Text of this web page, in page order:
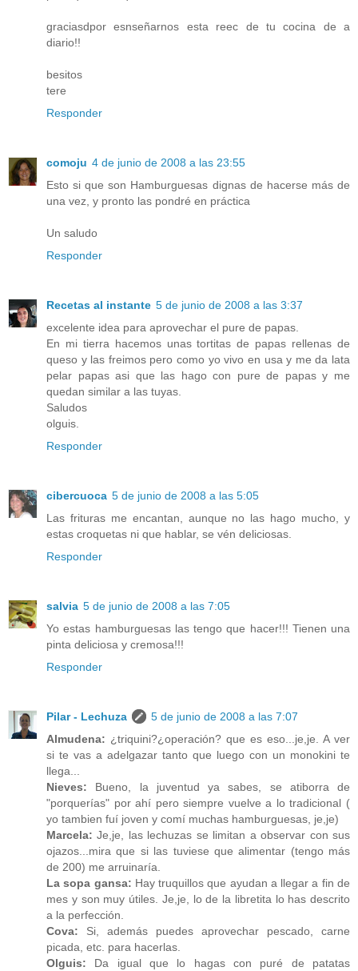
graciasdpor esnseñarnos esta reec de tu cocina de a
diario!!
besitos
tere
Responder
comoju 4 de junio de 2008 a las 23:55
Esto si que son Hamburguesas dignas de hacerse más de
una vez, y pronto las pondré en práctica
Un saludo
Responder
Recetas al instante 5 de junio de 2008 a las 3:37
excelente idea para aprovechar el pure de papas.
En mi tierra hacemos unas tortitas de papas rellenas de
queso y las freimos pero como yo vivo en usa y me da lata
pelar papas asi que las hago con pure de papas y me
quedan similar a las tuyas.
Saludos
olguis.
Responder
cibercuoca 5 de junio de 2008 a las 5:05
Las frituras me encantan, aunque no las hago mucho, y
estas croquetas ni que hablar, se vén deliciosas.
Responder
salvia 5 de junio de 2008 a las 7:05
Yo estas hamburguesas las tengo que hacer!!! Tienen una
pinta deliciosa y cremosa!!!
Responder
Pilar - Lechuza
5 de junio de 2008 a las 7:07
Almudena: ¿triquini?¿operación? que es eso...je,je. A ver
si te vas a adelgazar tanto que luego con un monokini te
llega...
Nieves: Bueno, la juventud ya sabes, se atiborra de
"porquerías" por ahí pero siempre vuelve a lo tradicional (
yo tambien fuí joven y comí muchas hamburguesas, je,je)
Marcela: Je,je, las lechuzas se limitan a observar con sus
ojazos...mira que si las tuviese que alimentar (tengo más
de 200) me arruinaría.
La sopa gansa: Hay truquillos que ayudan a llegar a fin de
mes y son muy útiles. Je,je, lo de la libretita lo has descrito
a la perfección.
Cova: Si, además puedes aprovechar pescado, carne
picada, etc. para hacerlas.
Olguis: Da igual que lo hagas con puré de patatas